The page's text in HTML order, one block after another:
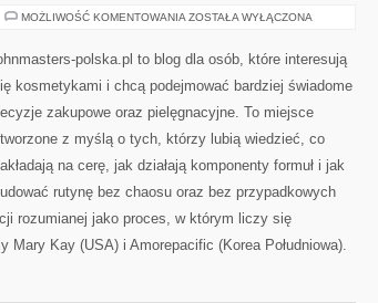
MOŻLIWOŚĆ KOMENTOWANIA KOSMETYKI
ZOSTAŁA WYŁĄCZONA
polska.pl to blog dla osób, które interesują
kosmetykami i chcą podejmować bardziej świadome
zakupowe oraz pielęgnacyjne. To miejsce
z myślą o tych, którzy lubią wiedzieć, co
na cerę, jak działają komponenty formuł i jak
rutynę bez chaosu oraz bez przypadkowych
rozumianej jako proces, w którym liczy się
Mary Kay (USA) i Amorepacific (Korea Południowa).